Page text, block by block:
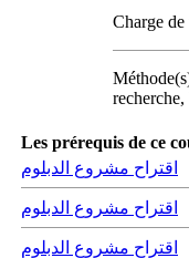
Charge
recherche,
Les prérequis de ce
اقتراح مشروع الدبلوم
اقتراح مشروع الدبلوم
اقتراح مشروع الدبلوم